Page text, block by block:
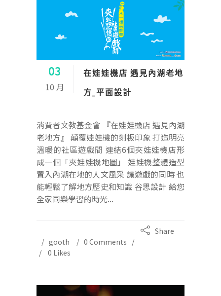
03
10 月
在娃娃機店 遇見內湖老地
方_平面設計
消費者文教基金會 『在娃娃機店 遇見內湖
老地方』 顛覆娃娃機的刻板印象 打造明亮
溫暖的社區遊戲間 連結6個夾娃娃機店形
成一個「夾娃娃機地圖」 娃娃機整體造型
置入內湖在地的人文風采 讓遊戲的同時 也
能輕鬆了解地方歷史和知識 谷思設計 給您
全家同樂學習的時光...
gooth 0 Comments
Share
0 Likes